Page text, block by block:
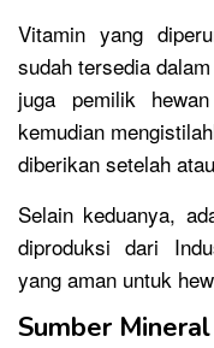
Vitamin yang
sudah tersedia
juga pemilik
kemudian
diberikan setelah
Selain keduanya,
diproduksi dari
yang aman untuk
Sumber Mineral